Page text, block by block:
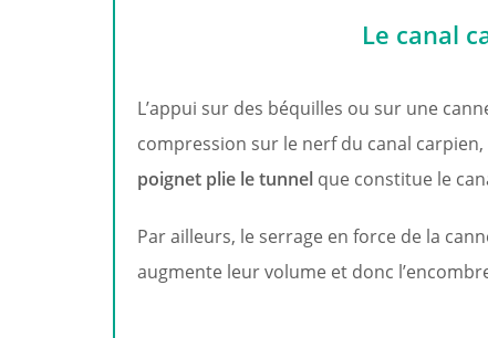
Le canal
L’appui sur des béquilles ou sur une
compression sur le nerf du canal
poignet plie le tunnel que constitue le
Par ailleurs, le serrage en force de la
augmente leur volume et donc